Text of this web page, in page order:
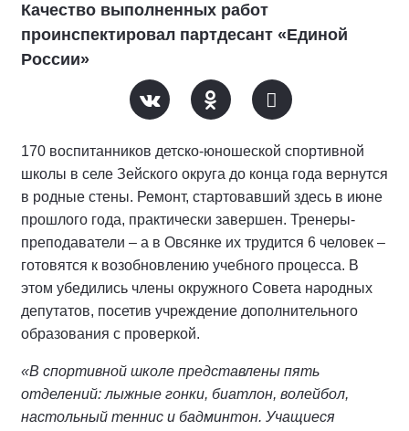
Качество выполненных работ
проинспектировал партдесант «Единой
России»
170 воспитанников детско-юношеской спортивной
школы в селе Зейского округа до конца года вернутся
в родные стены. Ремонт, стартовавший здесь в июне
прошлого года, практически завершен. Тренеры-
преподаватели – а в Овсянке их трудится 6 человек –
готовятся к возобновлению учебного процесса. В
этом убедились члены окружного Совета народных
депутатов, посетив учреждение дополнительного
образования с проверкой.
«В спортивной школе представлены пять
отделений: лыжные гонки, биатлон, волейбол,
настольный теннис и бадминтон. Учащиеся